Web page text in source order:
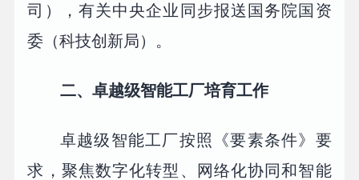
司），有关中央企业同步报送国务院国资
委（科技创新局）。
二、卓越级智能工厂培育工作
卓越级智能工厂按照《要素条件》要
求，聚焦数字化转型、网络化协同和智能